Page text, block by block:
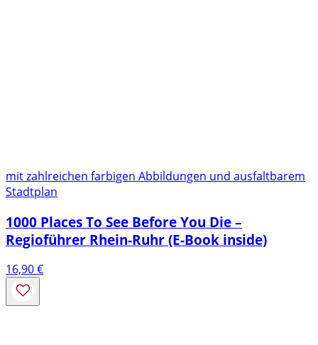
mit zahlreichen farbigen Abbildungen und ausfaltbarem
Stadtplan
1000 Places To See Before You Die –
Regioführer Rhein-Ruhr (E-Book inside)
16,90€